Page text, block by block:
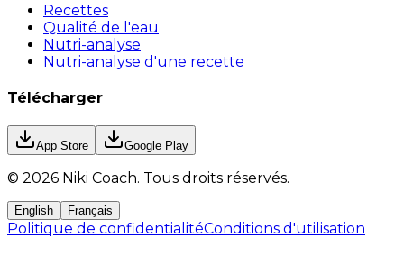
Recettes
Qualité de l'eau
Nutri-analyse
Nutri-analyse d'une recette
Télécharger
App Store Google Play
© 2026 Niki Coach. Tous droits réservés.
English Français
Politique de confidentialitéConditions d'utilisation